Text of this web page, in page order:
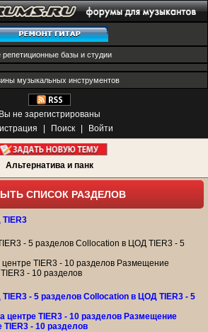
репетиционные базы и студии
музыкальных инструментов
Вы не зарегистрированы
Поиск Войти
Альтернатива и панк
СПИСОК РАЗДЕЛОВ
- 5 разделов Collocation в ЦОД TIER3 - 5
TIER3 - 10 разделов Размещение
- 10 разделов
- 5 разделов Collocation в ЦОД TIER3 - 5
центре TIER3 - 10 разделов Размещение
TIER3 - 10 разделов